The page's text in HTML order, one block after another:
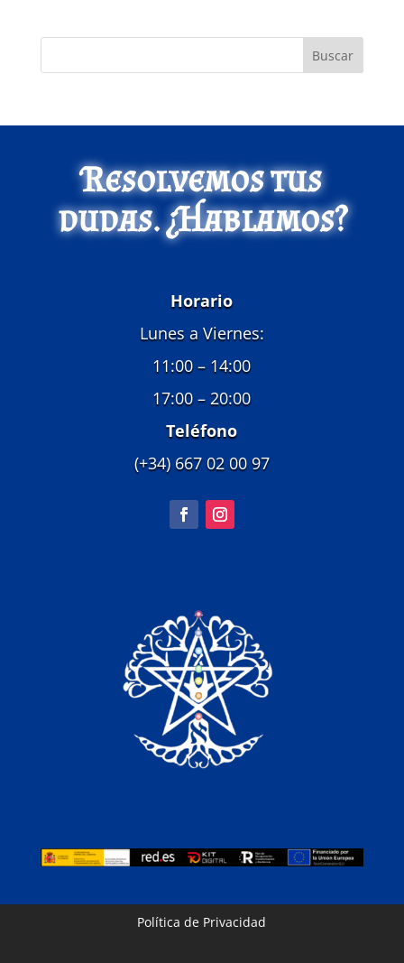
Buscar
Resolvemos tus
dudas. ¿Hablamos?
Horario
Lunes a Viernes:
11:00 – 14:00
17:00 – 20:00
Teléfono
(+34) 667 02 00 97
Política de Privacidad